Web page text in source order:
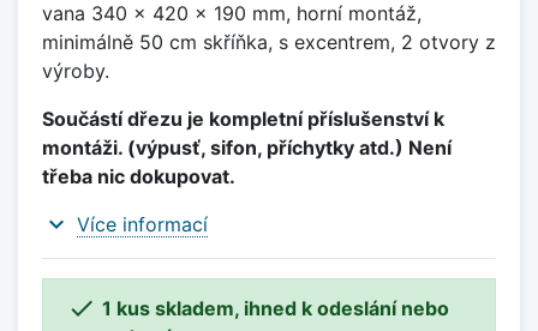
vana 340 x 420 x 190 mm, horní montáž,
minimálně 50 cm skříňka, s excentrem, 2 otvory z
výroby.
Součástí dřezu je kompletní příslušenství k
montáži. (výpusť, sifon, příchytky atd.) Není
třeba nic dokupovat.
expand_more Více informací
 1 kus skladem, ihned k odeslání nebo